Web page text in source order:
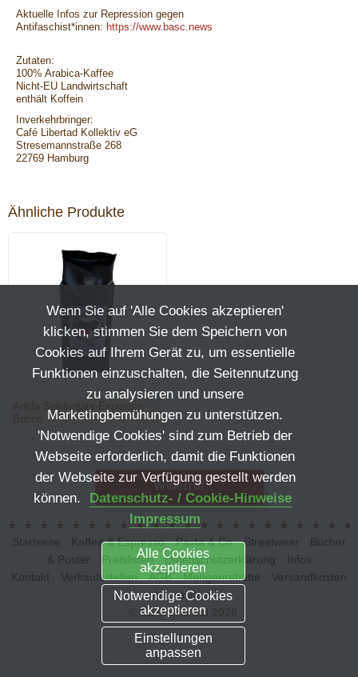
Aktuelle Infos zur Repression gegen
Antifaschist*innen: https://www.basc.news
Zutaten:
100% Arabica-Kaffee
Nicht-EU Landwirtschaft
enthält Koffein
Inverkehrbringer:
Café Libertad Kollektiv eG
Stresemannstraße 268
22769 Hamburg
Ähnliche Produkte
Widerruf
Startseite Kaffee & Espresso Pasta & Co Streetwear
Bücher
& Poster
Preislisten Datenschutzerklärung
Infos
Kontakt
Verkaufsstellen AGB Mengenrabatte
Versandkosten
Impressum
© Café Libertad 2026
Wenn Sie auf 'Alle Cookies akzeptieren'
klicken, stimmen Sie dem Speichern von
Cookies auf Ihrem Gerät zu, um essentielle
Funktionen einzuschalten, die Seitennutzung
zu analysieren und unsere
Marketingbemühungen zu unterstützen.
'Notwendige Cookies' sind zum Betrieb der
Webseite erforderlich, damit die Funktionen
der Webseite zur Verfügung gestellt werden
können.
Datenschutz- / Cookie-Hinweise
Impressum
Alle Cookies
akzeptieren
Notwendige Cookies
akzeptieren
Einstellungen
anpassen